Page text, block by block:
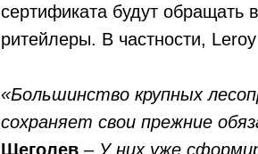
сертификата будут
ритейлеры. В частности,
«Большинство крупных
сохраняет свои прежние
Щеголев – У них уже